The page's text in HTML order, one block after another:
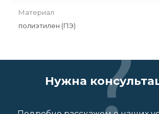
Материал
полиэтилен (ПЭ)
Нужна